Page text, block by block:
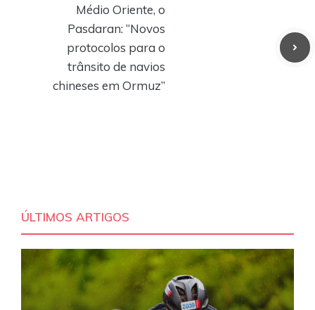
Médio Oriente, o
Pasdaran: “Novos
protocolos para o
trânsito de navios
chineses em Ormuz”
ÚLTIMOS ARTIGOS